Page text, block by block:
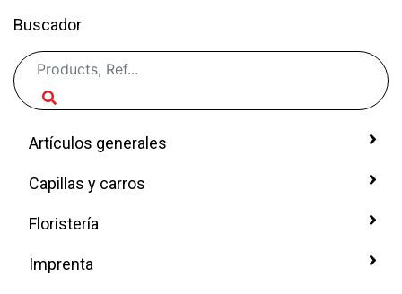
Buscador
Artículos generales
Capillas y carros
Floristería
Imprenta